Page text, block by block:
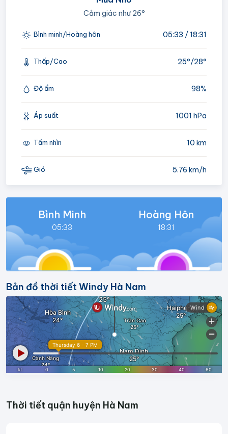
Cảm giác như26°
Bình minh/Hoàng hôn 05:33 / 18:31
Thấp/Cao 25°/28°
Độ ẩm 98%
Áp suất 1001 hPa
Tầm nhìn 10 km
Gió 5.76 km/h
Bình Minh
05:33
Hoàng Hôn
18:31
Bản đồ thời tiết Windy Hà Nam
Thời tiết quận huyện Hà Nam